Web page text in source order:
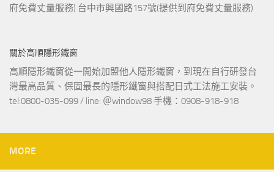
府免費丈量服務) 台中市興國路157號(提供到府免費丈量服務)
關於高順隱形鐵窗
高順隱形鐵窗從一開始加盟他人隱形鐵窗，到現在自行研發台
灣最高品質、保固最長的隱形鐵窗與搭配日式工法施工安裝。
tel:0800-035-099 / line: ＠window98 手機：0908-918-918
MORE